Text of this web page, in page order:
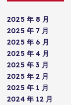
2025 年 8 月
2025 年 7 月
2025 年 6 月
2025 年 4 月
2025 年 3 月
2025 年 2 月
2025 年 1 月
2024 年 12 月